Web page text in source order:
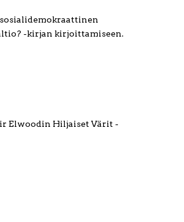
-kirjan kirjoittamiseen.
Elwoodin Hiljaiset Värit -